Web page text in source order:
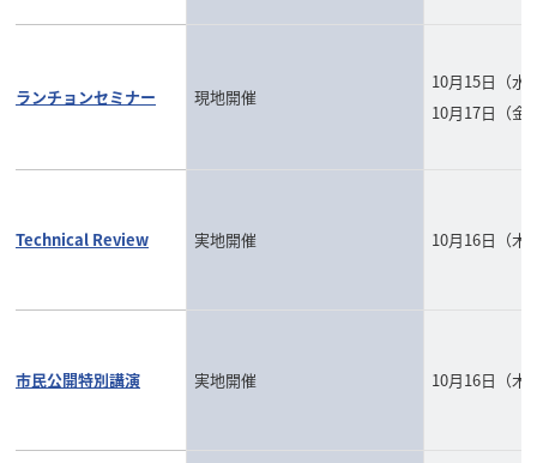
ランチョンセミナー 現地開催
10月15日（水
10月17日（金
Technical Review 実地開催 10月16日（木
市民公開特別講演 実地開催 10月16日（木